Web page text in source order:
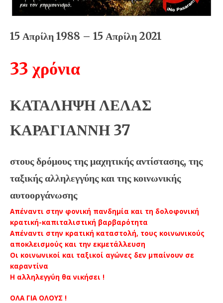
15 Απρίλη 1988 – 15 Απρίλη 2021
33 χρόνια
ΚΑΤΑΛΗΨΗ ΛΕΛΑΣ
ΚΑΡΑΓΙΑΝΝΗ 37
στους δρόμους της μαχητικής αντίστασης, της
ταξικής αλληλεγγύης και της κοινωνικής
αυτοοργάνωσης
Απέναντι στην φονική πανδημία και τη δολοφονική
κρατική-καπιταλιστική βαρβαρότητα
Απέναντι στην κρατική καταστολή, τους κοινωνικούς
αποκλεισμούς και την εκμετάλλευση
Οι κοινωνικοί και ταξικοί αγώνες δεν μπαίνουν σε
καραντίνα
Η αλληλεγγύη θα νικήσει !
ΟΛΑ ΓΙΑ ΟΛΟΥΣ !